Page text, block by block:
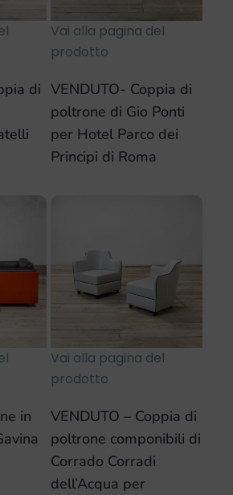
di
Vai alla pagina del
prodotto
VENDUTO- Coppia di
poltrone di Gio Ponti
per Hotel Parco dei
Principi di Roma
in
Vai alla pagina del
prodotto
VENDUTO – Coppia di
poltrone componibili di
Corrado Corradi
dell’Acqua per